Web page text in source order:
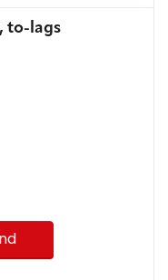
to-lags